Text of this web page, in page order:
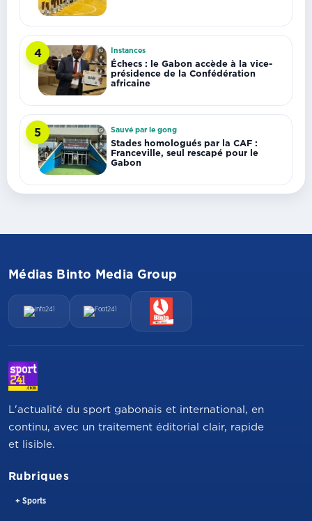
4 Instances
Échecs : le Gabon accède à la vice-
présidence de la Confédération
africaine
5 Sauvé par le gong
Stades homologués par la CAF :
Franceville, seul rescapé pour le
Gabon
Médias Binto Media Group
L'actualité du sport gabonais et international, en
continu, avec un traitement éditorial clair, rapide
et lisible.
Rubriques
+ Sports